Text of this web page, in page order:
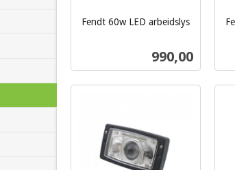
Fendt 60w LED arbeidslys
Pris
990,00